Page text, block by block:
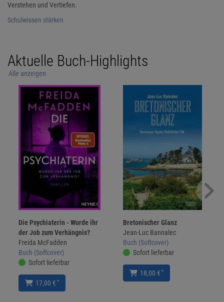
Verstehen und Vertiefen.
Schulwissen stärken
Aktuelle Buch-Highlights
Alle anzeigen
Die Psychiaterin - Wurde ihr
der Job zum Verhängnis?
Freida McFadden
Buch (Softcover)
Sofort lieferbar
17,00 € *
Bretonischer Glanz
Jean-Luc Bannalec
Buch (Softcover)
Sofort lieferbar
18,00 € *